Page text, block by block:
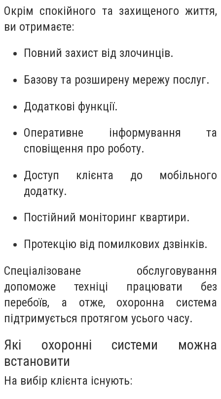
Окрім спокійного та захищеного життя,
ви отримаєте:
Повний захист від злочинців.
Базову та розширену мережу послуг.
Додаткові функції.
Оперативне інформування та
сповіщення про роботу.
Доступ клієнта до мобільного
додатку.
Постійний моніторинг квартири.
Протекцію від помилкових дзвінків.
Спеціалізоване обслуговування
допоможе техніці працювати без
перебоїв, а отже, охоронна система
підтримується протягом усього часу.
Які охоронні системи можна
встановити
На вибір клієнта існують: